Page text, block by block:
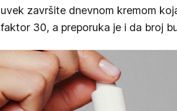
uvek završite dnevnom kremom
faktor 30, a preporuka je i da broj